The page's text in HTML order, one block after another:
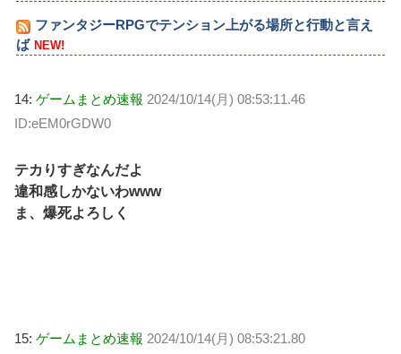
ファンタジーRPGでテンション上がる場所と行動と言え
ば NEW!
14: ゲームまとめ速報 2024/10/14(月) 08:53:11.46
ID:eEM0rGDW0
テカりすぎなんだよ
違和感しかないわwww
ま、爆死よろしく
15: ゲームまとめ速報 2024/10/14(月) 08:53:21.80